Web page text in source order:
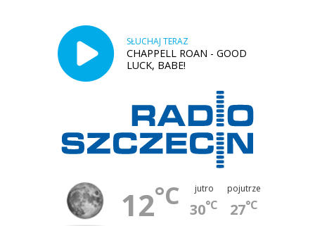
SŁUCHAJ TERAZ
CHAPPELL ROAN - GOOD
LUCK, BABE!
12°C jutro
30°C
pojutrze
27°C